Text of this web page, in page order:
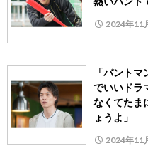
2024年11
「バント
でいいドラ
なくてたま
ょうよ」
2024年11